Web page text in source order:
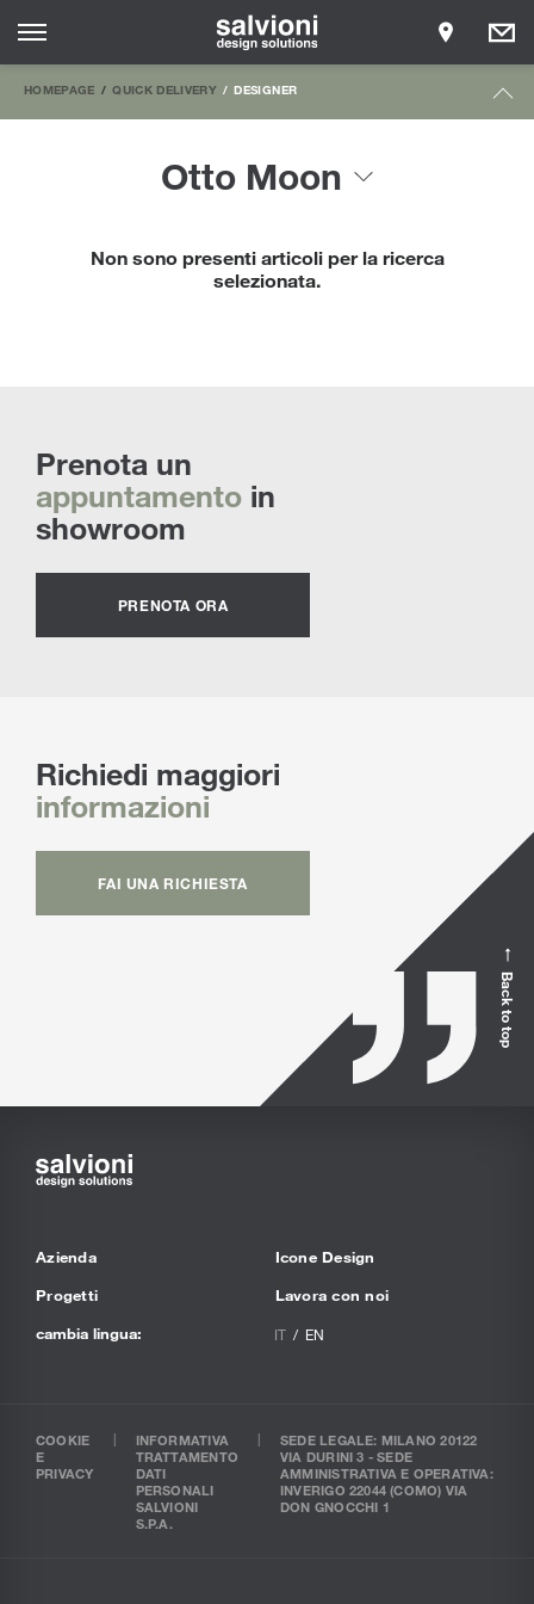
HOMEPAGE QUICK DELIVERY DESIGNER
Otto Moon
Non sono presenti articoli per la ricerca
selezionata.
Prenota un
appuntamento in
showroom
PRENOTA ORA
Richiedi maggiori
informazioni
FAI UNA RICHIESTA
Back to top
Azienda
Progetti
Icone Design
Lavora con noi
cambia lingua:
IT EN
COOKIE
E
PRIVACY
INFORMATIVA
TRATTAMENTO
DATI
PERSONALI
SALVIONI
S.P.A.
SEDE LEGALE: MILANO 20122
VIA DURINI 3 - SEDE
AMMINISTRATIVA E OPERATIVA:
INVERIGO 22044 (COMO) VIA
DON GNOCCHI 1